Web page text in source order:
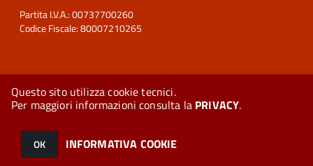
Questo sito utilizza cookie tecnici.
Per maggiori informazioni consulta la PRIVACY.
OK INFORMATIVA COOKIE
Partita I.V.A.: 00737700260
Codice Fiscale: 80007210265
© 2026 Halley Informatica. Tutti i diritti riservati. Halley EG 041440.